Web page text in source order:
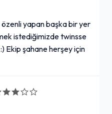
yapan başka bir yer
istediğimizde twinsse
Ekip şahane herşey için